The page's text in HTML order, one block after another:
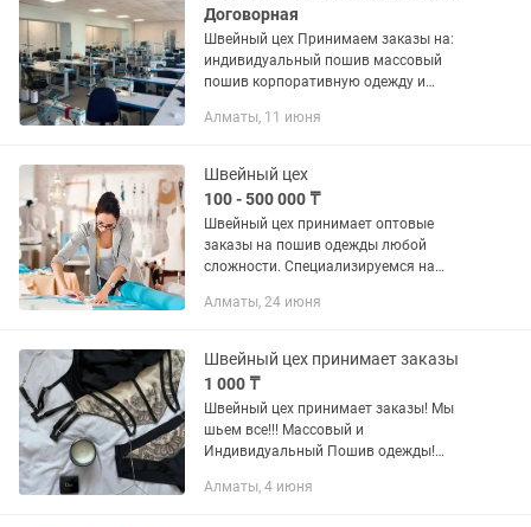
Договорная
Швейный цех Принимаем заказы на:
индивидуальный пошив массовый
пошив корпоративную одежду и
аксессуары (сумки, шопперы, рюкзаки)
✔...
Алматы, 11 июня
Швейный цех
100 - 500 000 ₸
Швейный цех принимает оптовые
заказы на пошив одежды любой
сложности. Специализируемся на
корпоративной одежды; • спецодежды;
Наши...
Алматы, 24 июня
Швейный цех принимает заказы
1 000 ₸
Швейный цех принимает заказы! Мы
шьем все!!! Массовый и
Индивидуальный Пошив одежды!
МУСУЛЬМАНСКАЯ ОДЕЖДА, СУМКИ,
Алматы, 4 июня